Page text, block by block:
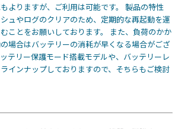
よりますが、ご利用は可能です。 製品の特性
ュやログのクリアのため、定期的な再起動を運
ことをお願いしております。 また、負荷のかか
場合はバッテリーの消耗が早くなる場合がござ
テリー保護モード搭載モデルや、バッテリーレ
インナップしておりますので、そちらもご検討